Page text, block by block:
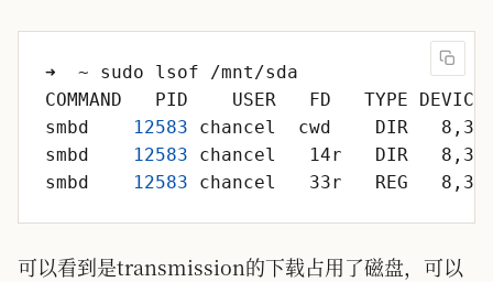
smbd 12583 chancel  cwd    DIR
smbd
12583 chancel   14r   DIR
smbd
12583 chancel   33r   REG
可以看到是transmission的下载占用了磁盘，可以